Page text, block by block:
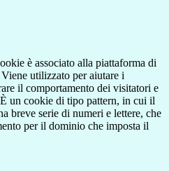
è associato alla piattaforma di
utilizzato per aiutare i
il comportamento dei visitatori e
un cookie di tipo pattern, in cui il
breve serie di numeri e lettere, che
per il dominio che imposta il